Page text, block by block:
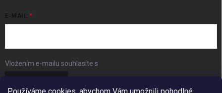
E-MAIL
Vložením e-mailu souhlasíte s